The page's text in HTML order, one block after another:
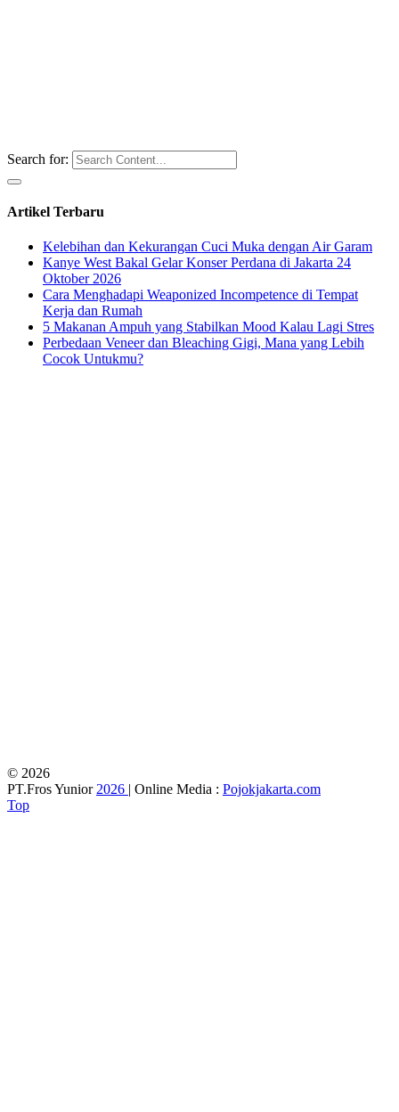
Search for:
Artikel Terbaru
Kelebihan dan Kekurangan Cuci Muka dengan Air Garam
Kanye West Bakal Gelar Konser Perdana di Jakarta 24
Oktober 2026
Cara Menghadapi Weaponized Incompetence di Tempat
Kerja dan Rumah
5 Makanan Ampuh yang Stabilkan Mood Kalau Lagi Stres
Perbedaan Veneer dan Bleaching Gigi, Mana yang Lebih
Cocok Untukmu?
© 2026
PT.Fros Yunior2026 | Online Media : Pojokjakarta.com
Top